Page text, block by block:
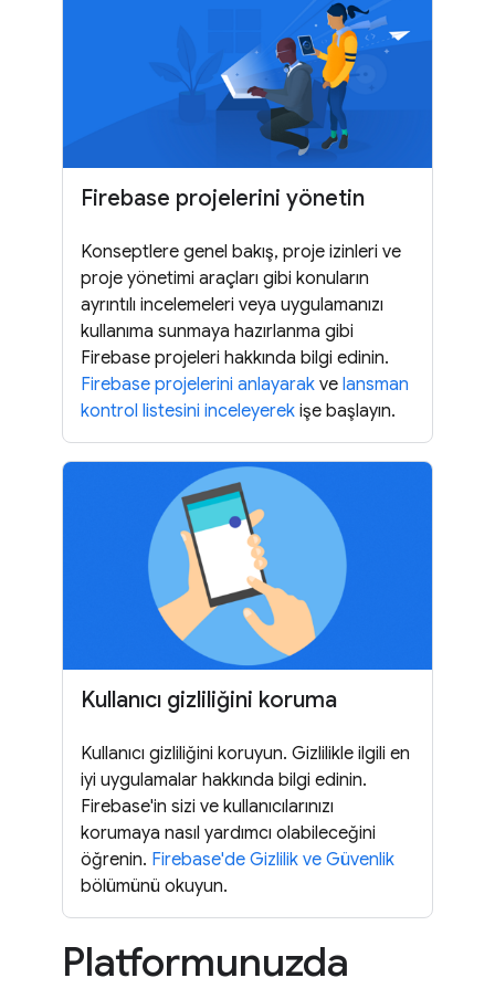
Firebase projelerini yönetin
Konseptlere genel bakış, proje izinleri ve
proje yönetimi araçları gibi konuların
ayrıntılı incelemeleri veya uygulamanızı
kullanıma sunmaya hazırlanma gibi
Firebase projeleri hakkında bilgi edinin.
Firebase projelerini anlayarak ve lansman
kontrol listesini inceleyerek işe başlayın.
Kullanıcı gizliliğini koruma
Kullanıcı gizliliğini koruyun. Gizlilikle ilgili en
iyi uygulamalar hakkında bilgi edinin.
Firebase'in sizi ve kullanıcılarınızı
korumaya nasıl yardımcı olabileceğini
öğrenin. Firebase'de Gizlilik ve Güvenlik
bölümünü okuyun.
Platformunuzda